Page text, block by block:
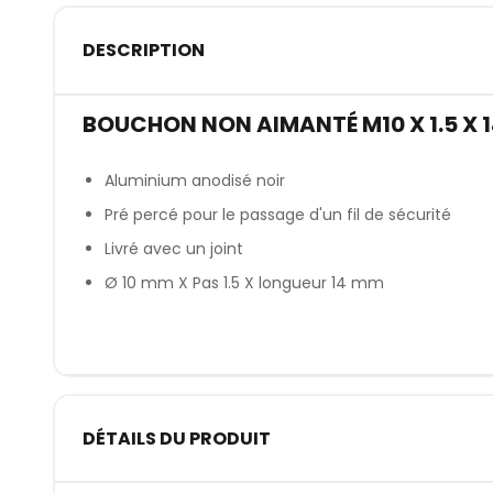
DESCRIPTION
BOUCHON NON AIMANTÉ M10 X 1.5 X
Aluminium anodisé noir
Pré percé pour le passage d'un fil de sécurité
Livré avec un joint
Ø 10 mm X Pas 1.5 X longueur 14 mm
DÉTAILS DU PRODUIT